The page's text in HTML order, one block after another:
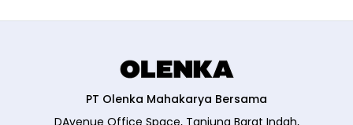
PT Olenka Mahakarya Bersama
DAvenue Office Space, Tanjung Barat Indah,